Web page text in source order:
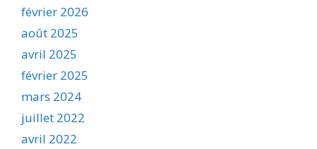
février 2026
août 2025
avril 2025
février 2025
mars 2024
juillet 2022
avril 2022